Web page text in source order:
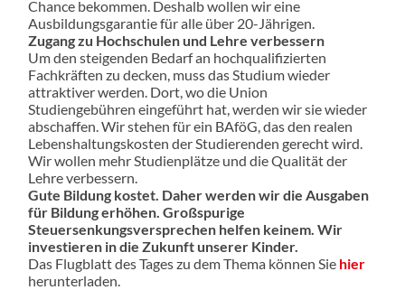
Chance bekommen. Deshalb wollen wir eine
Ausbildungsgarantie für alle über 20-Jährigen.
Zugang zu Hochschulen und Lehre verbessern
Um den steigenden Bedarf an hochqualifizierten
Fachkräften zu decken, muss das Studium wieder
attraktiver werden. Dort, wo die Union
Studiengebühren eingeführt hat, werden wir sie wieder
abschaffen. Wir stehen für ein BAföG, das den realen
Lebenshaltungskosten der Studierenden gerecht wird.
Wir wollen mehr Studienplätze und die Qualität der
Lehre verbessern.
Gute Bildung kostet. Daher werden wir die Ausgaben
für Bildung erhöhen. Großspurige
Steuersenkungsversprechen helfen keinem. Wir
investieren in die Zukunft unserer Kinder.
Das Flugblatt des Tages zu dem Thema können Sie hier
herunterladen.